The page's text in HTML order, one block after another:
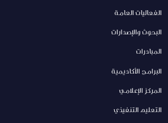
الفعاليات العامة
البحوث والإصدارات
المبادرات
البرامج الأكاديمية
المركز الإعلامي
التعليم التنفيذي